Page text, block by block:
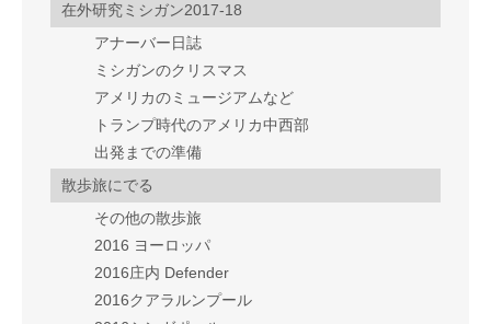
在外研究ミシガン2017-18
アナーバー日誌
ミシガンのクリスマス
アメリカのミュージアムなど
トランプ時代のアメリカ中西部
出発までの準備
散歩旅にでる
その他の散歩旅
2016 ヨーロッパ
2016庄内 Defender
2016クアラルンプール